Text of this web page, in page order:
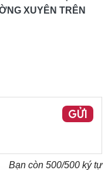
XUYÊN TRÊN
GỬI
Bạn còn 500/500 ký tự